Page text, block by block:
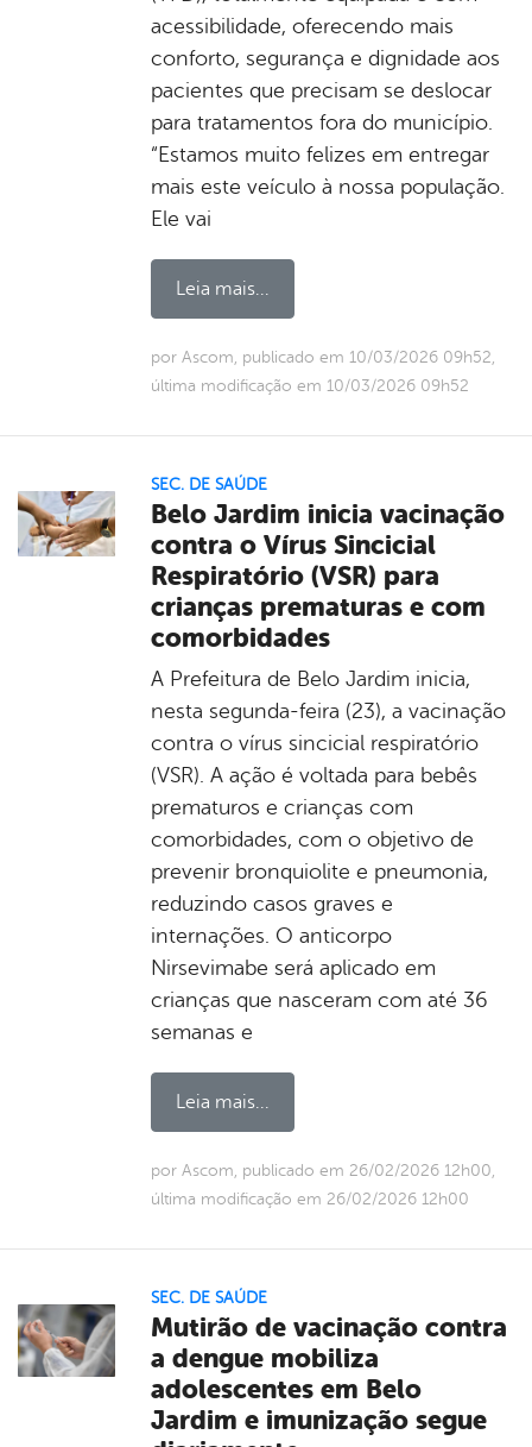
acessibilidade, oferecendo mais
conforto, segurança e dignidade aos
pacientes que precisam se deslocar
para tratamentos fora do município.
“Estamos muito felizes em entregar
mais este veículo à nossa população.
Ele vai
Leia mais...
por Ascom, publicado em 10/03/2026 09h52,
última modificação em 10/03/2026 09h52
SEC. DE SAÚDE
Belo Jardim inicia vacinação
contra o Vírus Sincicial
Respiratório (VSR) para
crianças prematuras e com
comorbidades
A Prefeitura de Belo Jardim inicia,
nesta segunda-feira (23), a vacinação
contra o vírus sincicial respiratório
(VSR). A ação é voltada para bebês
prematuros e crianças com
comorbidades, com o objetivo de
prevenir bronquiolite e pneumonia,
reduzindo casos graves e
internações. O anticorpo
Nirsevimabe será aplicado em
crianças que nasceram com até 36
semanas e
Leia mais...
por Ascom, publicado em 26/02/2026 12h00,
última modificação em 26/02/2026 12h00
SEC. DE SAÚDE
Mutirão de vacinação contra
a dengue mobiliza
adolescentes em Belo
Jardim e imunização segue